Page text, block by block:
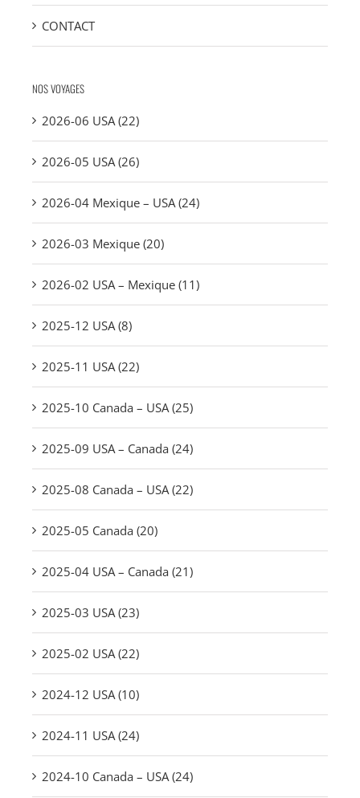
CONTACT
NOS VOYAGES
2026-06 USA (22)
2026-05 USA (26)
2026-04 Mexique – USA (24)
2026-03 Mexique (20)
2026-02 USA – Mexique (11)
2025-12 USA (8)
2025-11 USA (22)
2025-10 Canada – USA (25)
2025-09 USA – Canada (24)
2025-08 Canada – USA (22)
2025-05 Canada (20)
2025-04 USA – Canada (21)
2025-03 USA (23)
2025-02 USA (22)
2024-12 USA (10)
2024-11 USA (24)
2024-10 Canada – USA (24)